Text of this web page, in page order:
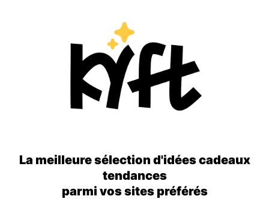
La meilleure sélection d'idées cadeaux
tendances
parmi vos sites préférés